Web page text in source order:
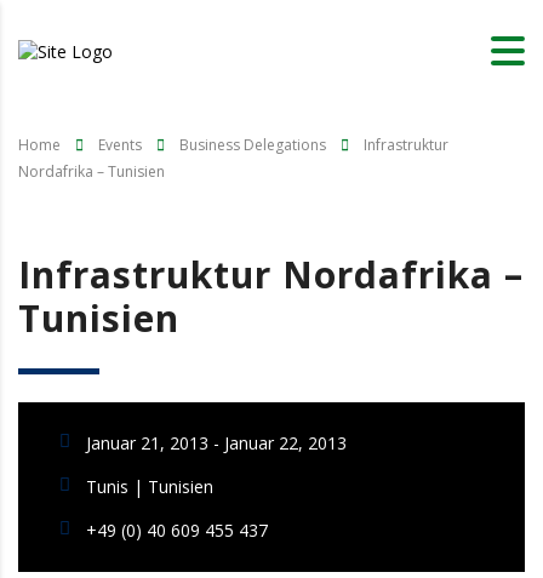
Home Events Business Delegations
Infrastruktur
Nordafrika – Tunisien
Infrastruktur Nordafrika –
Tunisien
Januar 21, 2013 - Januar 22, 2013
Tunis | Tunisien
+49 (0) 40 609 455 437